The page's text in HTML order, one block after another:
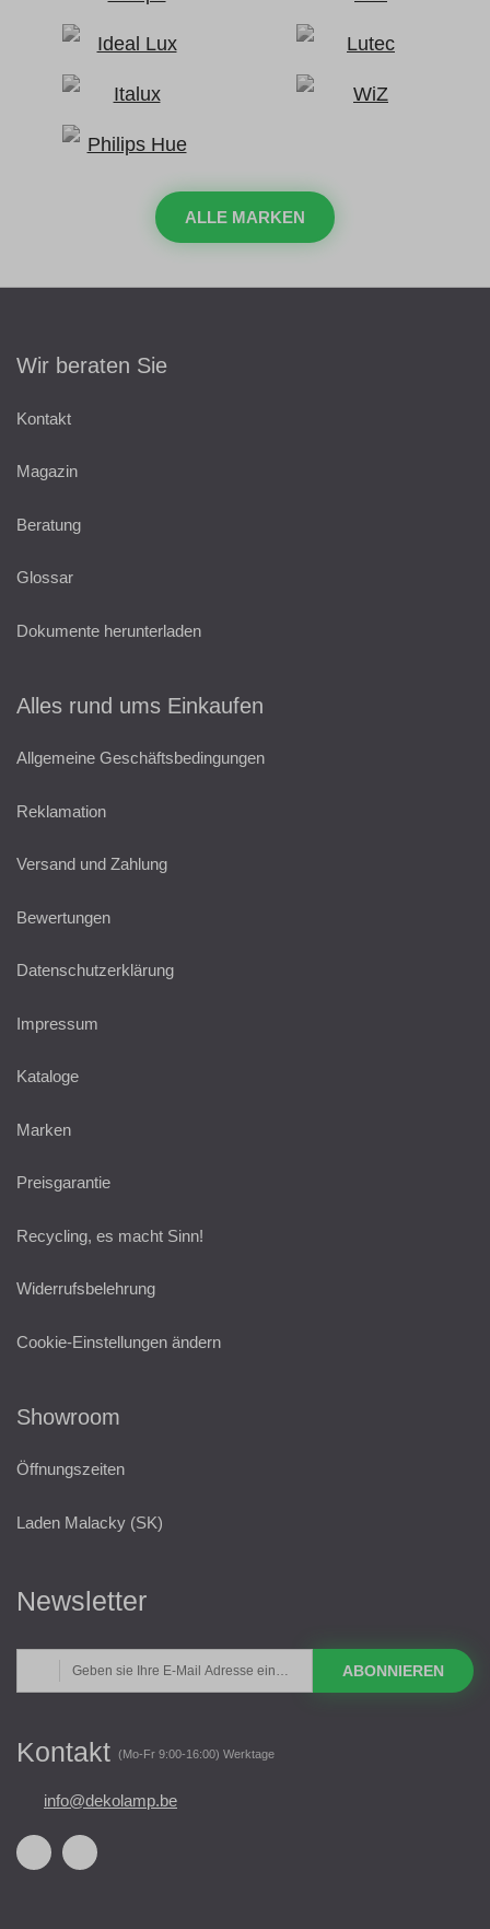
ALLE MARKEN
Wir beraten Sie
Kontakt
Magazin
Beratung
Glossar
Dokumente herunterladen
Alles rund ums Einkaufen
Allgemeine Geschäftsbedingungen
Reklamation
Versand und Zahlung
Bewertungen
Datenschutzerklärung
Impressum
Kataloge
Marken
Preisgarantie
Recycling, es macht Sinn!
Widerrufsbelehrung
Cookie-Einstellungen ändern
Showroom
Öffnungszeiten
Laden Malacky (SK)
Newsletter
ABONNIEREN
Kontakt (Mo-Fr 9:00-16:00) Werktage
info@dekolamp.be